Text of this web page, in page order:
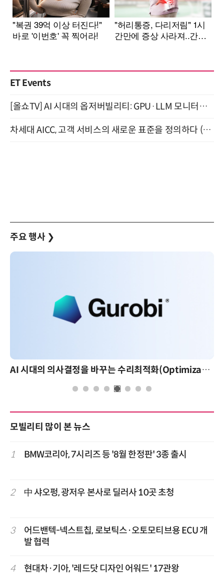
ET Events
[올쇼TV] AI 시대의 옵저버빌리티: GPU·LLM 모니터링부터 AI 기반 장애 대응까지 (8/11 생방송)
차세대 AICC, 고객 서비스의 새로운 표준을 정의하다 (9/9)
주요 행사 ❯
AI 시대의 의사결정을 바꾸는 수리최적화(Optimization): 실제 산업 적용 사례와 활용 전략
모빌리티 많이 본 뉴스
1 BMW코리아, 7시리즈 등 '8월 한정판' 3종 출시
2 中 샤오펑, 광저우 본사로 딜러사 10곳 초청
3
어드밴텍-넥스트칩, 로보틱스·오토모티브용 ECU 개
발 협력
4 현대차·기아, '레드닷 디자인 어워드' 17관왕